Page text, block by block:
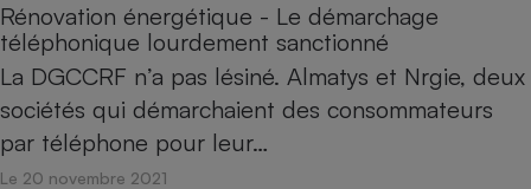
Rénovation énergétique - Le démarchage
téléphonique lourdement sanctionné
La DGCCRF n’a pas lésiné. Almatys et Nrgie, deux
sociétés qui démarchaient des consommateurs
par téléphone pour leur…
Le 20 novembre 2021